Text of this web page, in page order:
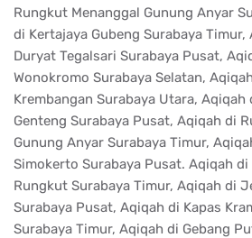
Rungkut Menanggal Gunung Anyar
di Kertajaya Gubeng Surabaya
Duryat Tegalsari Surabaya Pusat,
Wonokromo Surabaya Selatan,
Krembangan Surabaya Utara, Aqiqah
Genteng Surabaya Pusat, Aqiqah di
Gunung Anyar Surabaya Timur,
Simokerto Surabaya Pusat. Aqiqah
Rungkut Surabaya Timur, Aqiqah di
Surabaya Pusat, Aqiqah di Kapas
Surabaya Timur, Aqiqah di Gebang